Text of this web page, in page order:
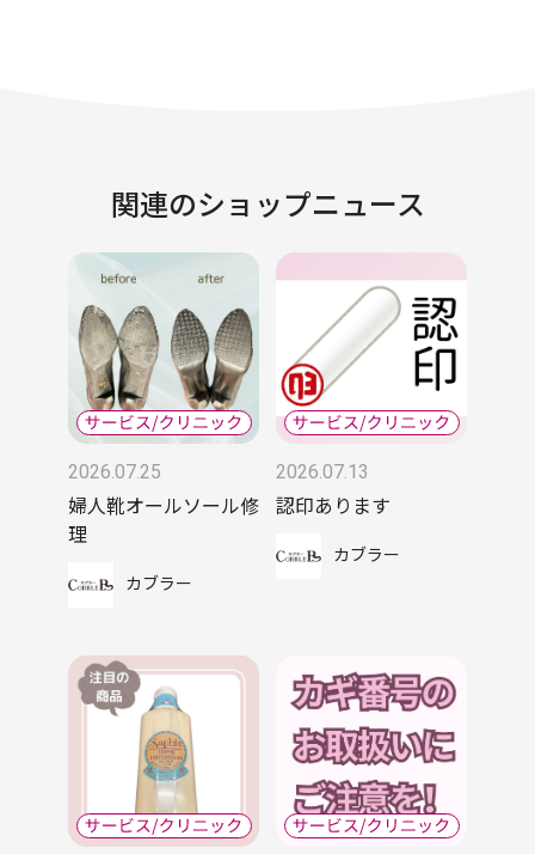
関連のショップニュース
2026.07.25
婦人靴オールソール修
理
カブラー
2026.07.13
認印あります
カブラー